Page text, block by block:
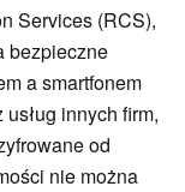
Services (RCS),
bezpieczne
a smartfonem
innych firm,
od
nie można